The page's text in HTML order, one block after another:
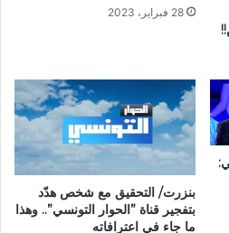
28 فبراير، 2023
بنزرت/ التحقيق مع شخص هدّد
بتفجير قناة ”الحوار التونسي”.. وهذا
ما جاء في اعترافاته